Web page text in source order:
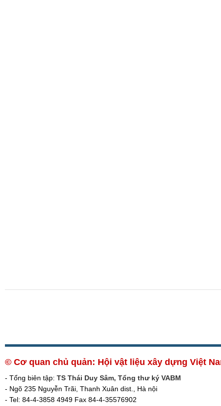
© Cơ quan chủ quản: Hội vật liệu xây dựng Việt
- Tổng biên tập: TS Thái Duy Sâm, Tổng thư ký VABM
- Ngõ 235 Nguyễn Trãi, Thanh Xuân dist., Hà nội
- Tel: 84-4-3858 4949 Fax 84-4-35576902